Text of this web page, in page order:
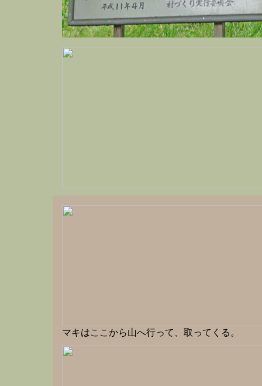
マキはここから山へ行って、取ってくる。